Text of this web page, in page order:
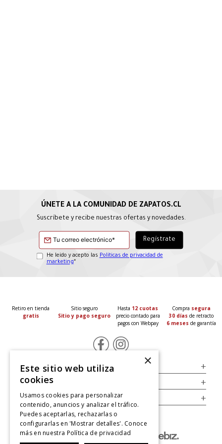
Suscríbete y recibe nuestras ofertas y novedades.
He leído y acepto las Políticas de privacidad de
marketing*
Retiro en tienda
gratis
Sitio seguro
Sitio y pago seguro
Hasta 12 cuotas
precio contado para
pagos con Webpay
Compra segura
30 días de retracto
6 meses de garantía
Servicio al Consumidor +
Legal +
Cuenta +
×
Este sitio web utiliza
cookies
Usamos cookies para personalizar
contenido, anuncios y analizar el tráfico.
Puedes aceptarlas, rechazarlas o
configurarlas en 'Mostrar detalles'. Conoce
más en nuestra Política de privacidad